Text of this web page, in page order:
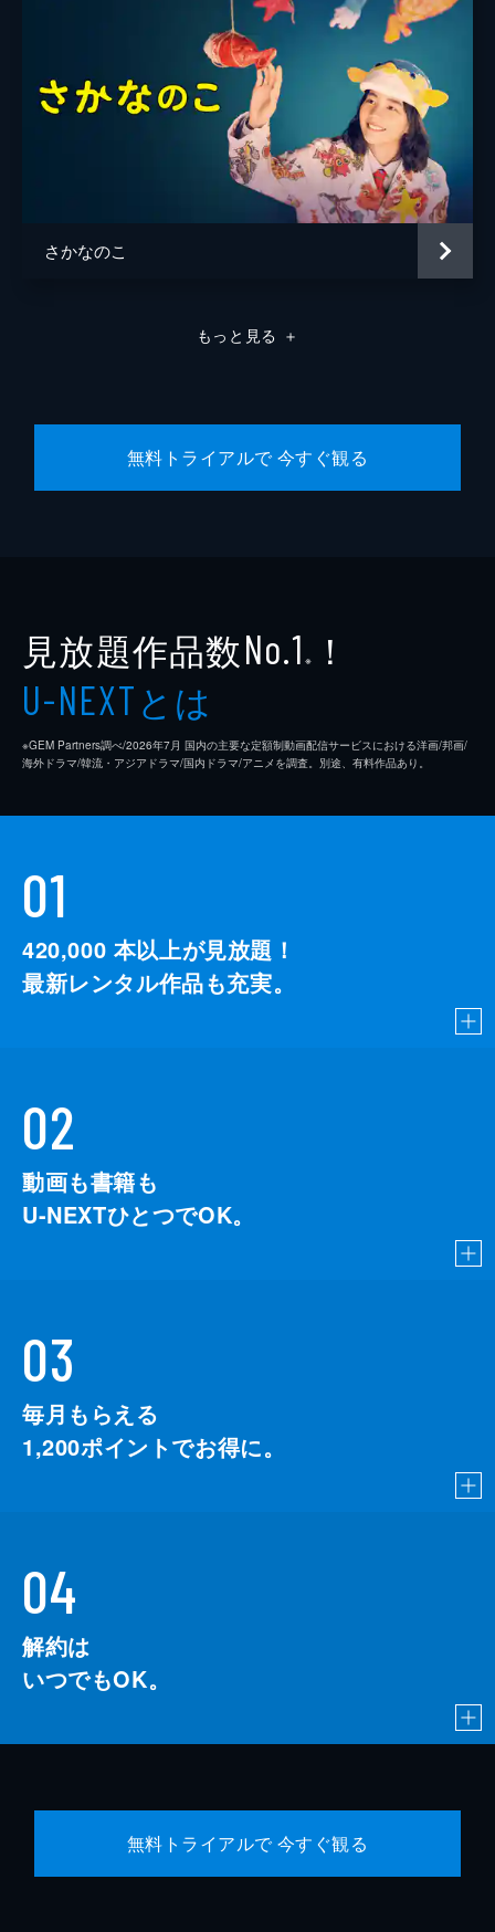
さかなのこ
もっと見る ＋
無料トライアルで 今すぐ観る
見放題作品数No.1 ※ ！
U-NEXTとは
※GEM Partners調べ/2026年7⽉ 国内の主要な定額制動画配信サービスにおける洋画/邦画/
海外ドラマ/韓流・アジアドラマ/国内ドラマ/アニメを調査。別途、有料作品あり。
01
420,000 本以上が見放題！
最新レンタル作品も充実。
02
動画も書籍も
U-NEXTひとつでOK。
03
毎月もらえる
1,200ポイントでお得に。
04
解約は
いつでもOK。
無料トライアルで 今すぐ観る